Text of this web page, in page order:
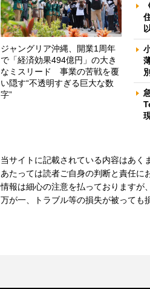
ジャングリア沖縄、開業1周年
で「経済効果494億円」の大き
なミスリード 事業の苦戦を覆
い隠す“不透明すぎる巨大な数
字”
当サイトに記載されている内容はあく
あたっては読者ご自身の判断と責任に
情報は細心の注意を払っておりますが
万が一、トラブル等の損失が被っても